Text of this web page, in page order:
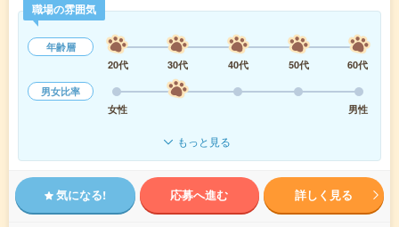
職場の雰囲気
年齢層
20代
30代 40代 50代
60代
男女比率
女性
男性
もっと見る
気になる! 応募へ進む 詳しく見る